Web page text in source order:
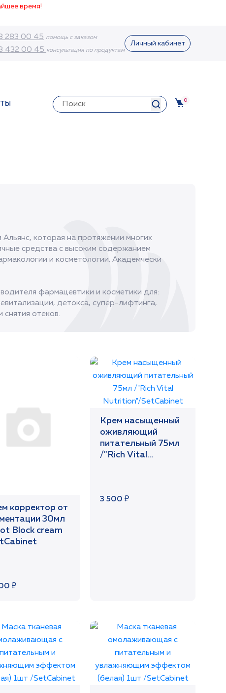
время!
283 00 45 помощь с заказом
432 00 45 консультация по продуктам
Личный кабинет
0
которая на протяжении многих
средства с высоким содержанием
и косметологии. Академчески
фармацевтики и косметики для:
детокса, супер-лифтинга,
отеков.
корректор от
30мл
Block cream
₽
Крем насыщенный
оживляющий
питательный 75мл
/"Rich Vital
3 500 ₽